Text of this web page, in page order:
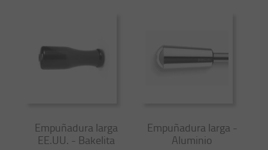
Empuñadura larga
EE.UU. - Bakelita
Empuñadura larga -
Aluminio